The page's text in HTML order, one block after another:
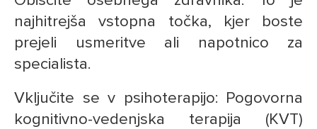
najhitrejša vstopna točka, kjer boste
prejeli usmeritve ali napotnico za
specialista.
Vključite se v psihoterapijo: Pogovorna
kognitivno-vedenjska terapija (KVT)